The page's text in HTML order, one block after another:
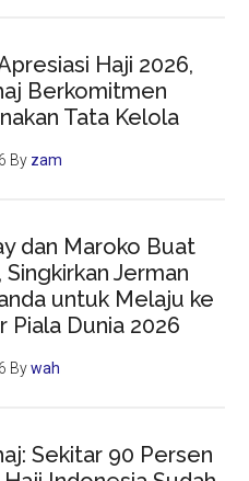
Haji 2026,
Berkomitmen
Tata Kelola
By zam
dan Maroko Buat
Singkirkan Jerman
untuk Melaju ke
Piala Dunia 2026
Bywah
Sekitar 90 Persen